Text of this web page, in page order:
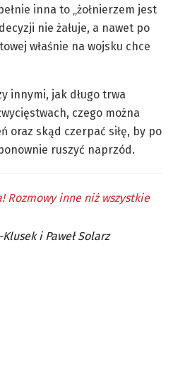
inna to „żołnierzem jest
nie żałuje, a nawet po
właśnie na wojsku chce
innymi, jak długo trwa
czego można
oraz skąd czerpać siłę, by po
ruszyć naprzód.
Rozmowy inne niż wszystkie
i Paweł Solarz